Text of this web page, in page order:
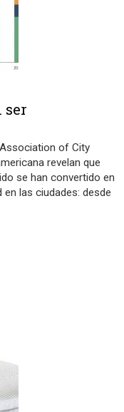
ser
of City
revelan que
se han convertido en
las ciudades: desde